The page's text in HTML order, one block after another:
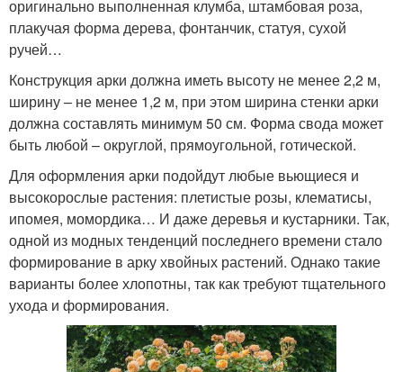
оригинально выполненная клумба, штамбовая роза,
плакучая форма дерева, фонтанчик, статуя, сухой
ручей…
Конструкция арки должна иметь высоту не менее 2,2 м,
ширину – не менее 1,2 м, при этом ширина стенки арки
должна составлять минимум 50 см. Форма свода может
быть любой – округлой, прямоугольной, готической.
Для оформления арки подойдут любые вьющиеся и
высокорослые растения: плетистые розы, клематисы,
ипомея, момордика… И даже деревья и кустарники. Так,
одной из модных тенденций последнего времени стало
формирование в арку хвойных растений. Однако такие
варианты более хлопотны, так как требуют тщательного
ухода и формирования.